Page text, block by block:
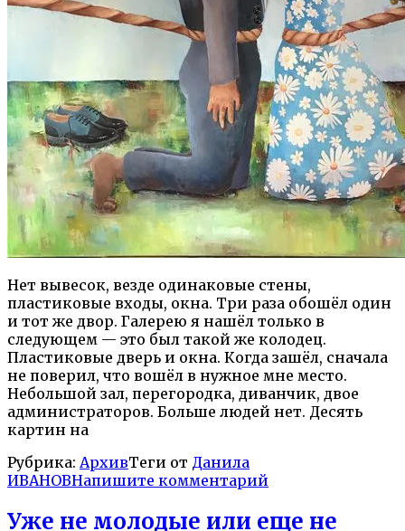
Нет вывесок, везде одинаковые стены,
пластиковые входы, окна. Три раза обошёл один
и тот же двор. Галерею я нашёл только в
следующем — это был такой же колодец.
Пластиковые дверь и окна. Когда зашёл, сначала
не поверил, что вошёл в нужное мне место.
Небольшой зал, перегородка, диванчик, двое
администраторов. Больше людей нет. Десять
картин на
Рубрика: АрхивТеги от Данила
ИВАНОВНапишите комментарий
Уже не молодые или еще не